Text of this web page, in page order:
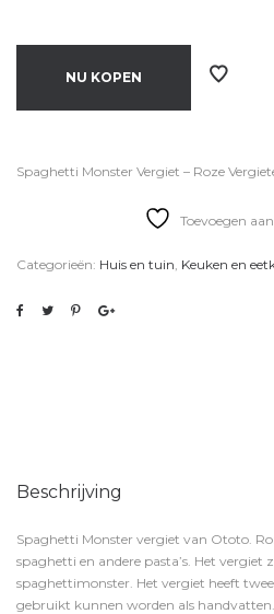
NU KOPEN
Spaghetti Monster Vergiet – Roze
Toevoegen
Categorieën: Huis en tuin, Keuken en
Beschrijving
Spaghetti Monster vergiet van Ototo.
spaghetti en andere pasta’s. Het vergiet
spaghettimonster. Het vergiet heeft
gebruikt kunnen worden als